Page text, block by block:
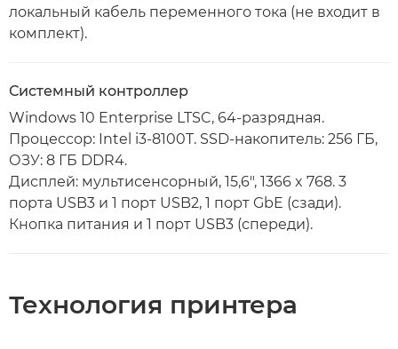
локальный кабель переменного тока (не входит в
комплект).
Системный контроллер
Windows 10 Enterprise LTSC, 64-разрядная.
Процессор: Intel i3-8100T. SSD-накопитель: 256 ГБ,
ОЗУ: 8 ГБ DDR4.
Дисплей: мультисенсорный, 15,6", 1366 x 768. 3
порта USB3 и 1 порт USB2, 1 порт GbE (сзади).
Кнопка питания и 1 порт USB3 (спереди).
Технология принтера